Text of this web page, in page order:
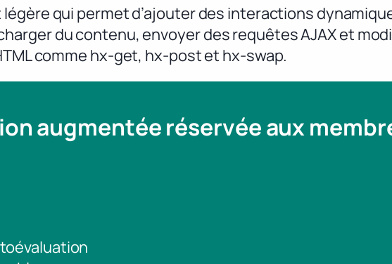
qui permet d’ajouter des interactions
du contenu, envoyer des requêtes AJAX et
comme hx-get, hx-post et hx-swap.
augmentée réservée aux